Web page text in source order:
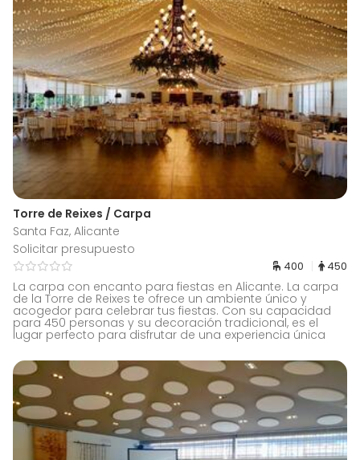
Torre de Reixes / Carpa
Santa Faz, Alicante
Solicitar presupuesto
400 450
La carpa con encanto para fiestas en Alicante. La carpa
de la Torre de Reixes te ofrece un ambiente único y
acogedor para celebrar tus fiestas. Con su capacidad
para 450 personas y su decoración tradicional, es el
lugar perfecto para disfrutar de una experiencia única